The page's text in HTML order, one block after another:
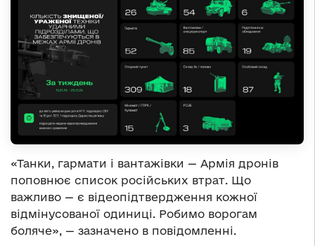
«Танки, гармати і вантажівки — Армія дронів
поповнює список російських втрат. Що
важливо — є відеопідтвердження кожної
відмінусованої одиниці. Робимо ворогам
боляче», — зазначено в повідомленні.